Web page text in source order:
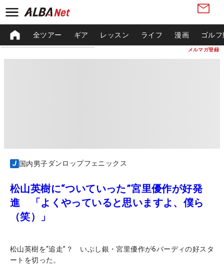
メルマガ登録
全ツアー ギア レッスン ライフ 漫画 ゴル
国内男子ダンロップフェニックス
松山英樹に“ついていった”宮里優作が好発
進 「よくやっていると思いますよ、僕ら
（笑）」
松山英樹を“追走”？ いぶし銀・宮里優作が6バーディの好スタ
ートを切った。